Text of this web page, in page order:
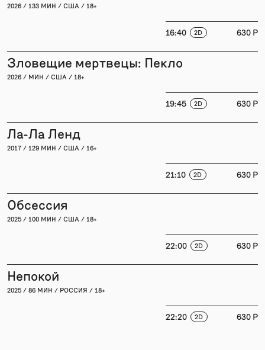
2026 / 133 МИН / США / 18+
16:40 2D 630 P
Зловещие мертвецы: Пекло
2026 / МИН / США / 18+
19:45 2D 630 P
Ла-Ла Ленд
2017 / 129 МИН / США / 16+
21:10 2D 630 P
Обсессия
2025 / 100 МИН / США / 18+
22:00 2D 630 P
Непокой
2025 / 86 МИН / РОССИЯ / 18+
22:20 2D 630 P